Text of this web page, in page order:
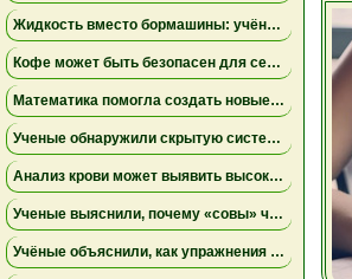
Жидкость вместо бормашины: учёные подтвердили эффективность нового метода лечения детского кариеса
Кофе может быть безопасен для сердца, а энергетики — повышать риск аритмии
Математика помогла создать новые биомаркеры для прогнозирования рака молочной железы
Ученые обнаружили скрытую систему очистки в задней части глаза
Анализ крови может выявить высокий риск болезни Альцгеймера за десять лет до появления симптомов
Ученые выяснили, почему «совы» чаще набирают жир в области живота
Учёные объяснили, как упражнения замедляют старение мышц